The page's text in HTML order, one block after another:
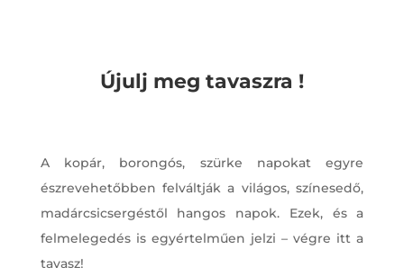
Újulj meg tavaszra !
A kopár, borongós, szürke napokat egyre
észrevehetőbben felváltják a világos, színesedő,
madárcsicsergéstől hangos napok. Ezek, és a
felmelegedés is egyértelműen jelzi – végre itt a
tavasz!